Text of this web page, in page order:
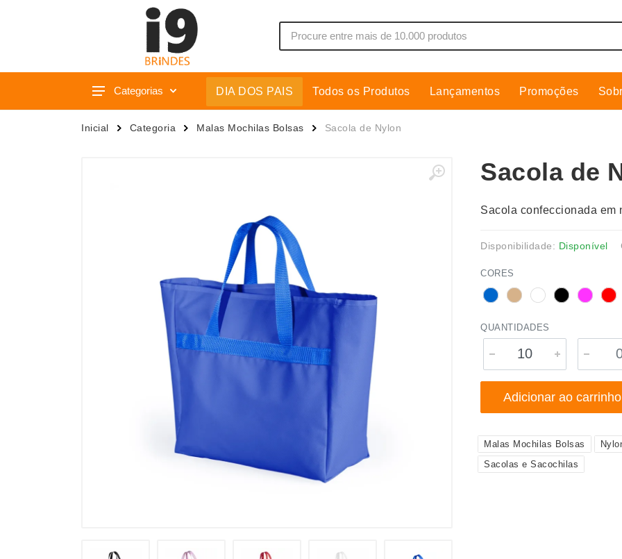
Categorias
Acessórios p/ Celular
Brinquedos
Caixas de Som
Casa
Chapéus
Chaveiros
Cooler
Cozinha
Escritório
Espelhos
DIA DOS PAIS Todos os Produtos Lançamentos Promoções
Inicial Categoria Malas Mochilas Bolsas Sacola de Nylon
Sacola de
Sacola confeccionada em
Disponibilidade: Disponível
CORES
QUANTIDADES
Adicionar ao carrinho
Malas Mochilas Bolsas
Sacolas e Sacochilas